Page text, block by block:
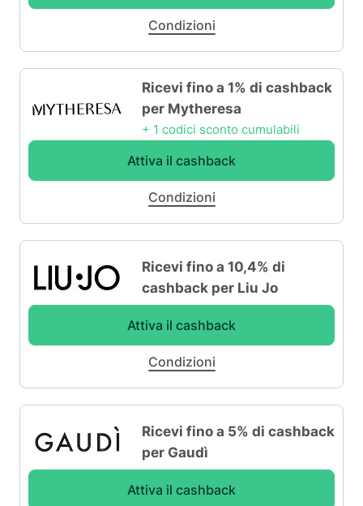
Condizioni
Ricevi fino a 1% di cashback
per Mytheresa
+ 1 codici sconto cumulabili
Attiva il cashback
Condizioni
Ricevi fino a 10,4% di
cashback per Liu Jo
Attiva il cashback
Condizioni
Ricevi fino a 5% di cashback
per Gaudì
Attiva il cashback